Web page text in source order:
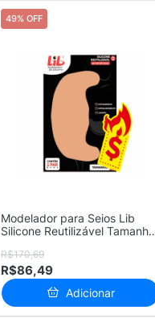
49% OFF
Modelador para Seios Lib
Silicone Reutilizável Tamanho
R$170,69
R$86,49
Adicionar